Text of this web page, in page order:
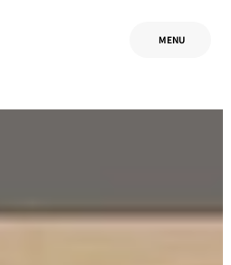
MENU